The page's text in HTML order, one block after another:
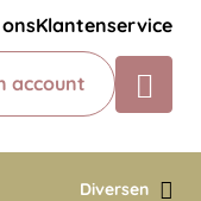
Klantenservice
account
Diversen
voor